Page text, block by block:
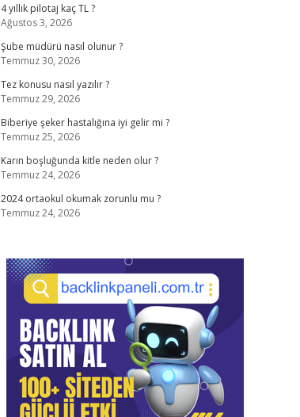
4 yıllık pilotaj kaç TL ?
Ağustos 3, 2026
Şube müdürü nasıl olunur ?
Temmuz 30, 2026
Tez konusu nasıl yazılır ?
Temmuz 29, 2026
Biberiye şeker hastalığına iyi gelir mi ?
Temmuz 25, 2026
Karın boşluğunda kitle neden olur ?
Temmuz 24, 2026
2024 ortaokul okumak zorunlu mu ?
Temmuz 24, 2026